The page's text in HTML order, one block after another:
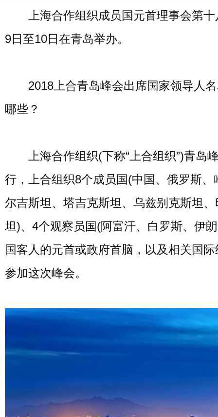
上海合作组织成员国元首理事会第十
9日至10日在青岛举办。
2018上合青岛峰会出席国家领导人名
哪些？
上海合作组织(下称“上合组织”)青岛
行，上合组织8个成员国(中国、俄罗斯、
尔吉斯坦、塔吉克斯坦、乌兹别克斯坦
坦)、4个观察员国(阿富汗、白罗斯、伊
国客人的元首或政府首脑，以及相关国
参加这次峰会。